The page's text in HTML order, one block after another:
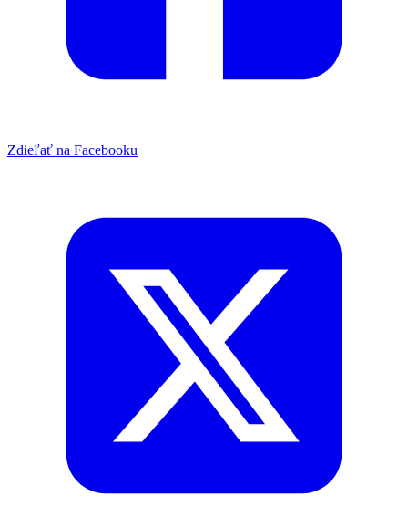
Zdieľať na Facebooku